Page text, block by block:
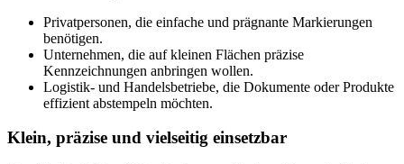
Privatpersonen, die einfache und prägnante Markierungen
benötigen.
Unternehmen, die auf kleinen Flächen präzise
Kennzeichnungen anbringen wollen.
Logistik- und Handelsbetriebe, die Dokumente oder Produkte
effizient abstempeln möchten.
Klein, präzise und vielseitig einsetzbar